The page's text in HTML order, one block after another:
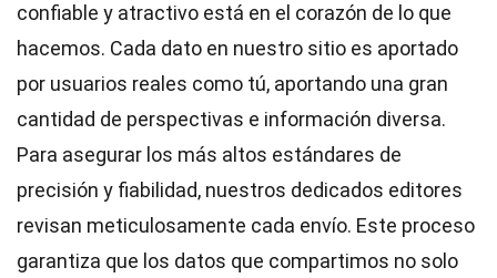
confiable y atractivo está en el corazón de lo que
hacemos. Cada dato en nuestro sitio es aportado
por usuarios reales como tú, aportando una gran
cantidad de perspectivas e información diversa.
Para asegurar los más altos estándares de
precisión y fiabilidad, nuestros dedicados editores
revisan meticulosamente cada envío. Este proceso
garantiza que los datos que compartimos no solo